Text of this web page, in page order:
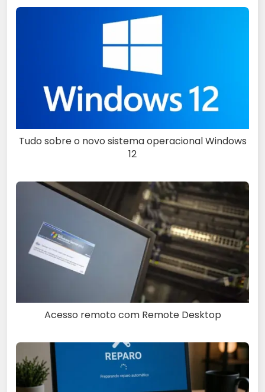
Tudo sobre o novo sistema operacional Windows
12
Acesso remoto com Remote Desktop